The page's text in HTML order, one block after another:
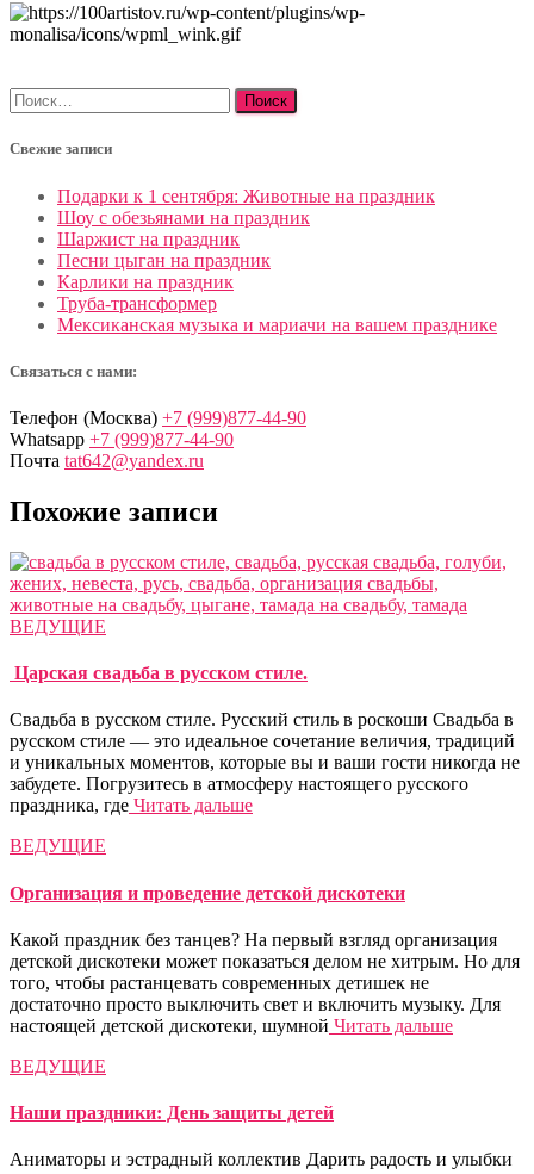
Найти:
Свежие записи
Подарки к 1 сентября: Животные на праздник
Шоу с обезьянами на праздник
Шаржист на праздник
Песни цыган на праздник
Карлики на праздник
Труба-трансформер
Мексиканская музыка и мариачи на вашем празднике
Связаться с нами:
Телефон (Москва) +7 (999)877-44-90
Whatsapp +7 (999)877-44-90
Почта tat642@yandex.ru
Похожие записи
ВЕДУЩИЕ
Царская свадьба в русском стиле.
Свадьба в русском стиле. Русский стиль в роскоши Cвадьба в
русском стиле — это идеальное сочетание величия, традиций
и уникальных моментов, которые вы и ваши гости никогда не
забудете. Погрузитесь в атмосферу настоящего русского
праздника, где Читать дальше
ВЕДУЩИЕ
Организация и проведение детской дискотеки
Какой праздник без танцев? На первый взгляд организация
детской дискотеки может показаться делом не хитрым. Но для
того, чтобы растанцевать современных детишек не
достаточно просто выключить свет и включить музыку. Для
настоящей детской дискотеки, шумной Читать дальше
ВЕДУЩИЕ
Наши праздники: День защиты детей
Аниматоры и эстрадный коллектив Дарить радость и улыбки